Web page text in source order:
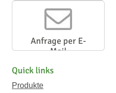
Anfrage per E-
Mail
Quick links
Produkte